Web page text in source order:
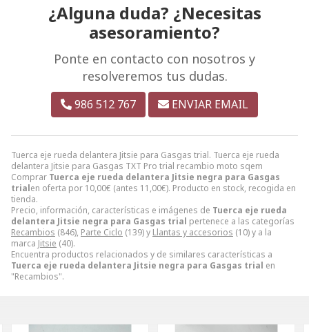
Tuerca eje rueda delantera Jitsie para Gasgas trial. Tuerca eje rueda
delantera Jitsie para Gasgas TXT Pro trial recambio moto sqem
Comprar Tuerca eje rueda delantera Jitsie negra para Gasgas
trialen oferta por 10,00€ (antes 11,00€). Producto en stock, recogida en
tienda.
Precio, información, características e imágenes de Tuerca eje rueda
delantera Jitsie negra para Gasgas trial pertenece a las categorías
Recambios (846), Parte Ciclo (139) y Llantas y accesorios (10) y a la
marca Jitsie (40).
Encuentra productos relacionados y de similares características a
Tuerca eje rueda delantera Jitsie negra para Gasgas trial en
"Recambios".
¿Alguna duda? ¿Necesitas
asesoramiento?
Ponte en contacto con nosotros y
resolveremos tus dudas.
986 512 767 ENVIAR EMAIL